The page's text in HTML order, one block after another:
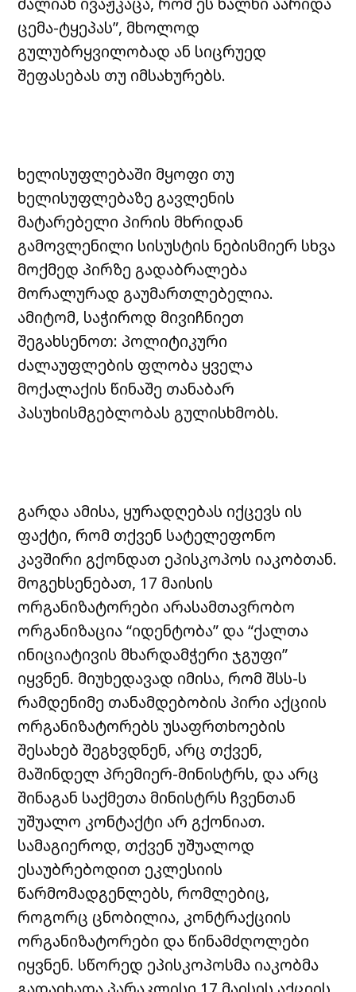
ცემა-ტყეპას”, მხოლოდ
გულუბრყვილობად ან სიცრუედ
შეფასებას თუ იმსახურებს.
ხელისუფლებაში მყოფი თუ
ხელისუფლებაზე გავლენის
მატარებელი პირის მხრიდან
გამოვლენილი სისუსტის ნებისმიერ სხვა
მოქმედ პირზე გადაბრალება
მორალურად გაუმართლებელია.
ამიტომ, საჭიროდ მივიჩნიეთ
შეგახსენოთ: პოლიტიკური
ძალაუფლების ფლობა ყველა
მოქალაქის წინაშე თანაბარ
პასუხისმგებლობას გულისხმობს.
გარდა ამისა, ყურადღებას იქცევს ის
ფაქტი, რომ თქვენ სატელეფონო
კავშირი გქონდათ ეპისკოპოს იაკობთან.
მოგეხსენებათ, 17 მაისის
ორგანიზატორები არასამთავრობო
ორგანიზაცია “იდენტობა” და “ქალთა
ინიციატივის მხარდამჭერი ჯგუფი”
იყვნენ. მიუხედავად იმისა, რომ შსს-ს
რამდენიმე თანამდებობის პირი აქციის
ორგანიზატორებს უსაფრთხოების
შესახებ შეგხვდნენ, არც თქვენ,
მაშინდელ პრემიერ-მინისტრს, და არც
შინაგან საქმეთა მინისტრს ჩვენთან
უშუალო კონტაქტი არ გქონიათ.
სამაგიეროდ, თქვენ უშუალოდ
ესაუბრებოდით ეკლესიის
წარმომადგენლებს, რომლებიც,
როგორც ცნობილია, კონტრაქციის
ორგანიზატორები და წინამძღოლები
იყვნენ. სწორედ ეპისკოპოსმა იაკობმა